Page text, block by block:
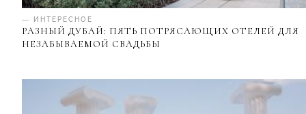
— ИНТЕРЕСНОЕ
РАЗНЫЙ ДУБАЙ: ПЯТЬ ПОТРЯСАЮЩИХ ОТЕЛЕЙ ДЛЯ
НЕЗАБЫВАЕМОЙ СВАДЬБЫ